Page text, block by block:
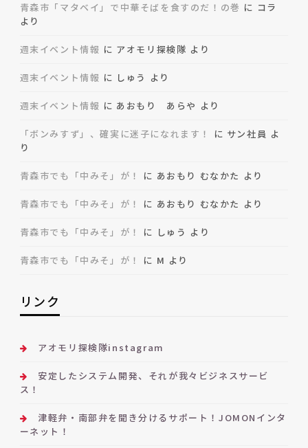
青森市「マタベイ」で中華そばを食すのだ！の巻 に コラ
より
週末イベント情報 に アオモリ探検隊 より
週末イベント情報 に しゅう より
週末イベント情報 に あおもり あらや より
「ボンみすず」、確実に迷子になれます！ に サン社員 よ
り
青森市でも「中みそ」が！ に あおもり むなかた より
青森市でも「中みそ」が！ に あおもり むなかた より
青森市でも「中みそ」が！ に しゅう より
青森市でも「中みそ」が！ に M より
リンク
アオモリ探検隊instagram
安定したシステム開発、それが我々ビジネスサービ
ス！
津軽弁・南部弁を聞き分けるサポート！JOMONインタ
ーネット！